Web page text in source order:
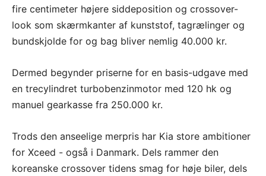
fire centimeter højere siddeposition og crossover-
look som skærmkanter af kunststof, tagrælinger og
bundskjolde for og bag bliver nemlig 40.000 kr.
Dermed begynder priserne for en basis-udgave med
en trecylindret turbobenzinmotor med 120 hk og
manuel gearkasse fra 250.000 kr.
Trods den anseelige merpris har Kia store ambitioner
for Xceed - også i Danmark. Dels rammer den
koreanske crossover tidens smag for høje biler, dels